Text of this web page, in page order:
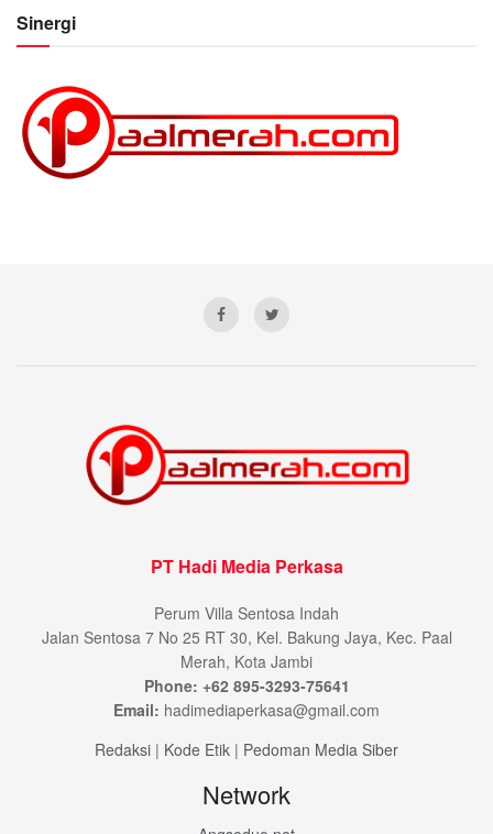
Sinergi
PT Hadi Media Perkasa
Perum Villa Sentosa Indah
Jalan Sentosa 7 No 25 RT 30, Kel. Bakung Jaya, Kec. Paal
Merah, Kota Jambi
Phone: +62 895-3293-75641
Email: hadimediaperkasa@gmail.com
Redaksi | Kode Etik | Pedoman Media Siber
Network